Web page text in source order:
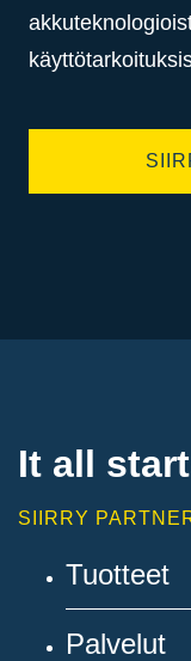
It all
SIIRRY
Tuotteet
Palvelut